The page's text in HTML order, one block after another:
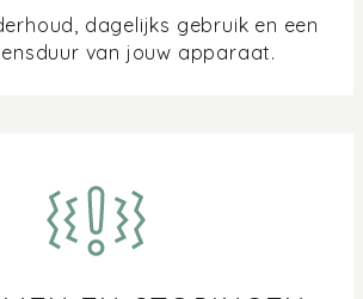
dagelijks gebruik en een
van jouw apparaat.